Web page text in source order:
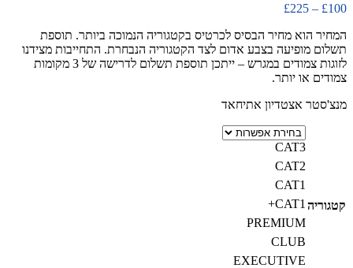
£100
–
£225
עד
המחיר הוא מחיר הבסיס לכרטיס בקטגוריה הנמוכה ביותר. תוספת
תשלום מופיעה בצבע אדום לצד הקטגוריה הנבחרת. התחייבות מצידנו
לזוגות צמודים במגרש – ייתכן תוספת תשלום לדרישה של 3 מקומות
צמודים או יותר.
מנצ'סטר אצטדיון אתיחאד
קטגוריה
CAT3
CAT2
CAT1
CAT1+
PREMIUM
CLUB
EXECUTIVE